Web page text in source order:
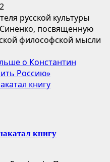
русской культуры
посвященную
философской мысли
о Константин
Россию»
книгу
книгу